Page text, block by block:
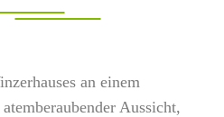
an einem
Aussicht,